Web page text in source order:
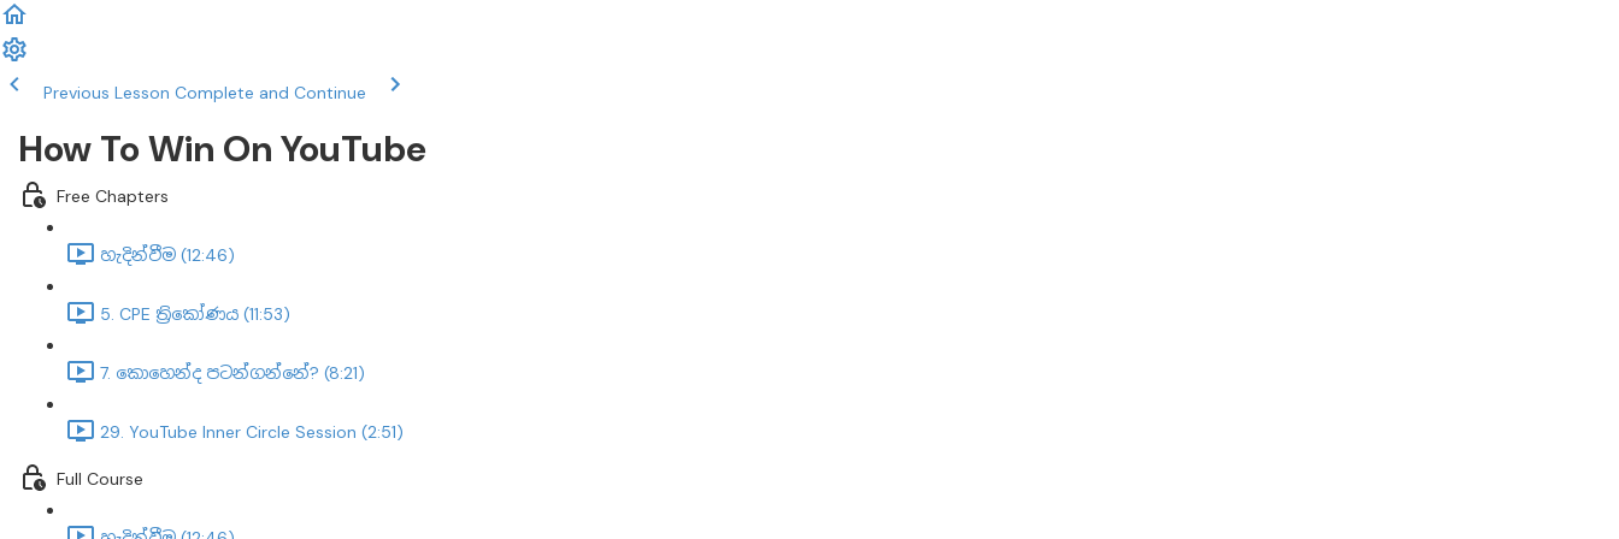
Previous Lesson Complete and Continue
How To Win On YouTube
Free Chapters
හැදින්වීම (12:46)
5. CPE ත්‍රිකෝණය (11:53)
7. කොහෙන්ද පටන්ගන්නේ? (8:21)
29. YouTube Inner Circle Session (2:51)
Full Course